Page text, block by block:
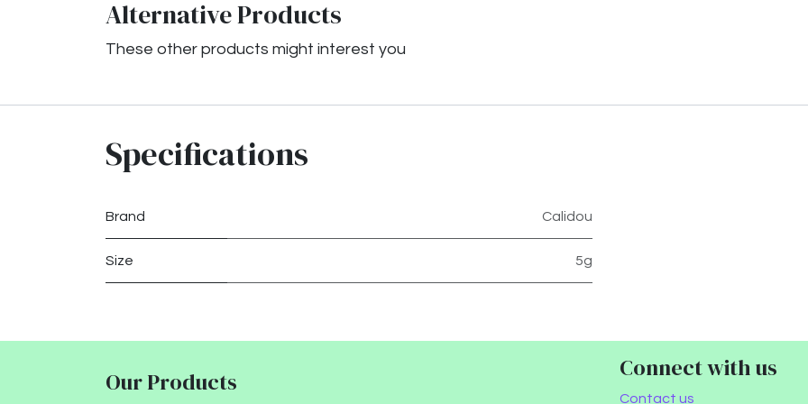
Alternative Products
These other products might interest you
Specifications
Brand Calidou
Size 5g
Our Products Connect with us
Contact us